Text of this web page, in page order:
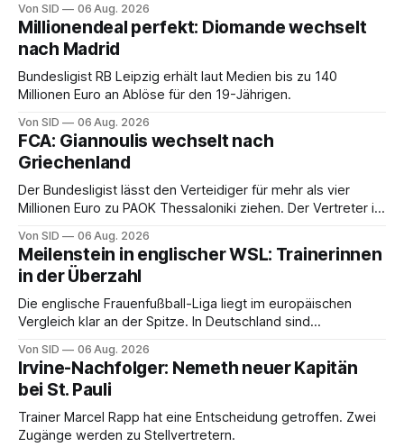
Von SID 06 Aug. 2026
Millionendeal perfekt: Diomande wechselt
nach Madrid
Bundesligist RB Leipzig erhält laut Medien bis zu 140
Millionen Euro an Ablöse für den 19-Jährigen.
Von SID 06 Aug. 2026
FCA: Giannoulis wechselt nach
Griechenland
Der Bundesligist lässt den Verteidiger für mehr als vier
Millionen Euro zu PAOK Thessaloniki ziehen. Der Vertreter ist
Von SID 06 Aug. 2026
Meilenstein in englischer WSL: Trainerinnen
in der Überzahl
Die englische Frauenfußball-Liga liegt im europäischen
Vergleich klar an der Spitze. In Deutschland sind
Von SID 06 Aug. 2026
Irvine-Nachfolger: Nemeth neuer Kapitän
bei St. Pauli
Trainer Marcel Rapp hat eine Entscheidung getroffen. Zwei
Zugänge werden zu Stellvertretern.